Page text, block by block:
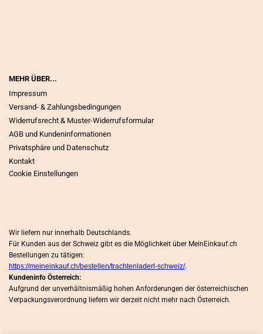
MEHR ÜBER...
Impressum
Versand- & Zahlungsbedingungen
Widerrufsrecht & Muster-Widerrufsformular
AGB und Kundeninformationen
Privatsphäre und Datenschutz
Kontakt
Cookie Einstellungen
Wir liefern nur innerhalb Deutschlands.
Für Kunden aus der Schweiz gibt es die Möglichkeit über MeinEinkauf.ch
Bestellungen zu tätigen:
https://meineinkauf.ch/bestellen/trachtenladerl-schweiz/.
Kundeninfo Österreich:
Aufgrund der unverhältnismäßig hohen Anforderungen der österreichischen
Verpackungsverordnung liefern wir derzeit nicht mehr nach Österreich.